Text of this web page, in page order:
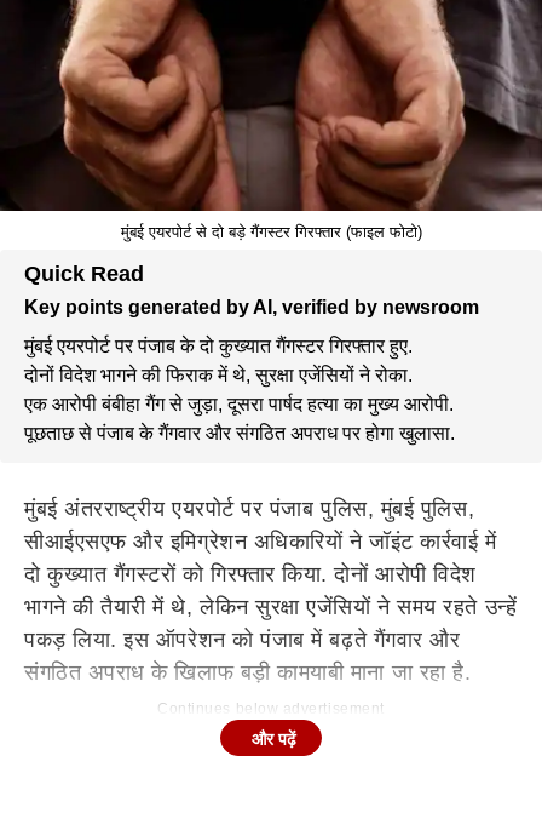
मुंबई एयरपोर्ट से दो बड़े गैंगस्टर गिरफ्तार (फाइल फोटो)
Quick Read
Key points generated by AI, verified by newsroom
मुंबई एयरपोर्ट पर पंजाब के दो कुख्यात गैंगस्टर गिरफ्तार हुए.
दोनों विदेश भागने की फिराक में थे, सुरक्षा एजेंसियों ने रोका.
एक आरोपी बंबीहा गैंग से जुड़ा, दूसरा पार्षद हत्या का मुख्य आरोपी.
पूछताछ से पंजाब के गैंगवार और संगठित अपराध पर होगा खुलासा.
मुंबई अंतरराष्ट्रीय एयरपोर्ट पर पंजाब पुलिस, मुंबई पुलिस,
सीआईएसएफ और इमिग्रेशन अधिकारियों ने जॉइंट कार्रवाई में
दो कुख्यात गैंगस्टरों को गिरफ्तार किया. दोनों आरोपी विदेश
भागने की तैयारी में थे, लेकिन सुरक्षा एजेंसियों ने समय रहते उन्हें
पकड़ लिया. इस ऑपरेशन को पंजाब में बढ़ते गैंगवार और
संगठित अपराध के खिलाफ बड़ी कामयाबी माना जा रहा है.
Continues below advertisement
और पढ़ें